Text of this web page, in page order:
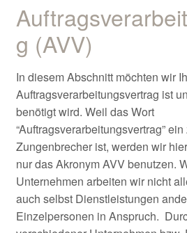
g (AVV)
In diesem Abschnitt möchten wir
Auftragsverarbeitungsvertrag ist
benötigt wird. Weil das Wort
“Auftragsverarbeitungsvertrag”
Zungenbrecher ist, werden wir
nur das Akronym AVV benutzen.
Unternehmen arbeiten wir nicht
auch selbst Dienstleistungen
Einzelpersonen in Anspruch.